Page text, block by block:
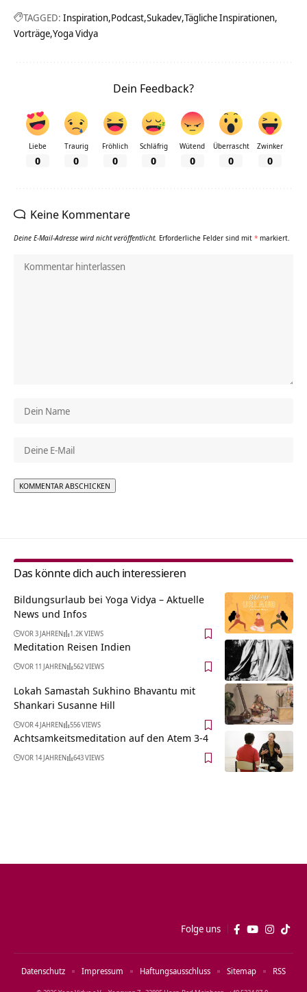
TAGGED: Inspiration Podcast Sukadev Tägliche Inspirationen
Vorträge Yoga Vidya
Dein Feedback?
Liebe
0
Traurig
0
Fröhlich
0
Schläfrig
0
Wütend
0
Überrascht
0
Zwinker
0
Keine Kommentare
Deine E-Mail-Adresse wird nicht veröffentlicht. Erforderliche Felder sind mit * markiert.
Das könnte dich auch interessieren
Bildungsurlaub bei Yoga Vidya – Aktuelle
News und Infos
VOR 3 JAHREN 1.2K VIEWS
Meditation Reisen Indien
VOR 11 JAHREN 562 VIEWS
Lokah Samastah Sukhino Bhavantu mit
Shankari Susanne Hill
VOR 4 JAHREN 556 VIEWS
Achtsamkeitsmeditation auf den Atem 3-4
VOR 14 JAHREN 643 VIEWS
Folge uns
Datenschutz Impressum Haftungsausschluss Sitemap RSS